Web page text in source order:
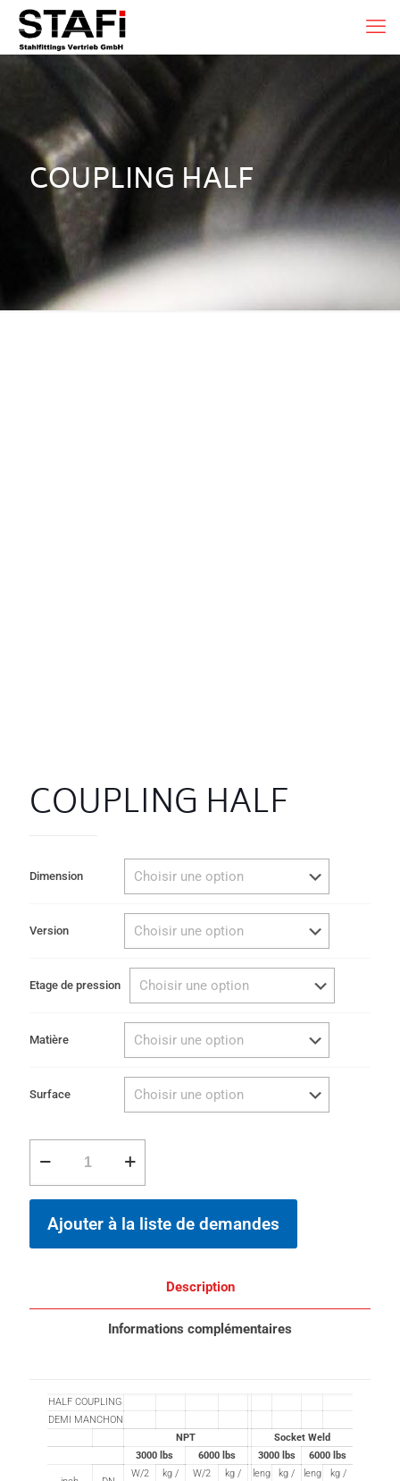
COUPLING HALF
COUPLING HALF
Dimension
Version
Etage de pression
Matière
Surface
Ajouter à la liste de demandes
Description
Informations complémentaires
HALF COUPLING
DEMI MANCHON
NPT
Socket Weld
3000 lbs
6000 lbs 3000 lbs 6000 lbs
W/2
kg /
W/2
kg /
leng
kg /
leng
kg /